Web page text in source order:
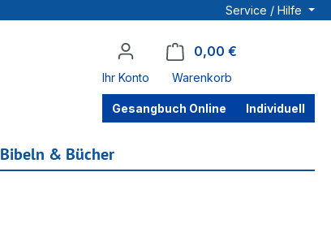
Service / Hilfe
Ihr Konto
0,00 €
Warenkorb
Gesangbuch Online Individuell
Bibeln & Bücher